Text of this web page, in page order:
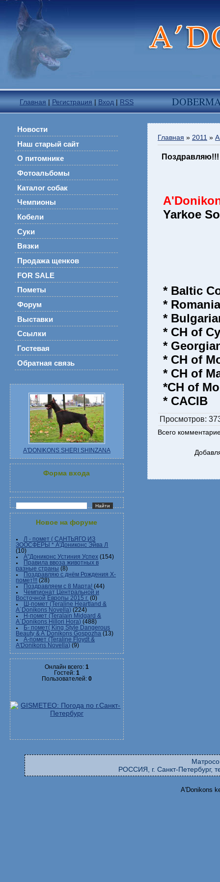
Главная | Регистрация | Вход | RSS
Новости
Наш старый сайт
О питомнике
Фотоальбомы
Каталог собак
Чемпионы
Кобели
Суки
Вязки
Продажа щенков
FOR SALE
Пометы
Форум
Выставки
Ссылки
Гостевая
Обратная связь
A'DONIKONS SHERI SHINZANA
Форма входа
Новое на форуме
Л - помет ( САНТЬЯГО ИЗ
ЗООСФЕРЫ * А'Дониконс Эйва Л
(10)
А"Дониконс Устиния Успех (154)
Правила ввоза животных в
разные страны (8)
Поздравляю с днём Рождения Х-
помет!!! (28)
Поздравляем с 8 Марта! (44)
Чемпионат Центральной и
Восточной Европы 2015 г. (0)
Ш-помет (Teraline Heartland &
A`Donikons Novella) (224)
Н-помет (Teralain Midgard &
A`Donikons Hillori Hora) (488)
Б- помет( King Style Dangerous
Beauty & A`Donikons Gospozha (13)
А-помет (Teraline Floydt &
A'Donikons Novella) (9)
Онлайн всего: 1
Гостей: 1
Пользователей: 0
Главная » 2011 »
Поздравляю!!!
Yarkoe
* Baltic
*
*
* CH of
*
* CH of
* CH of
*CH of
* CACIB
Просмотров:
Всего
РОССИЯ, г. Санкт-Петербург,
A'Donikons